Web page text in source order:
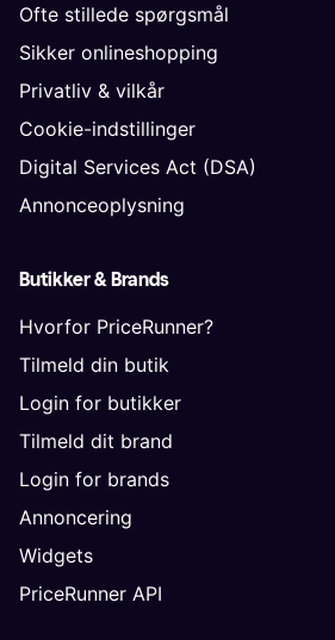
Ofte stillede spørgsmål
Sikker onlineshopping
Privatliv & vilkår
Cookie-indstillinger
Digital Services Act (DSA)
Annonceoplysning
Butikker & Brands
Hvorfor PriceRunner?
Tilmeld din butik
Login for butikker
Tilmeld dit brand
Login for brands
Annoncering
Widgets
PriceRunner API